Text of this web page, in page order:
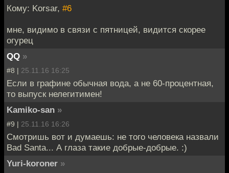
Кому: Korsar, #6
мне, видимо в связи с пятницей, видится скорее
огурец
QQ »
#8 | 25.11.16 16:25
Если в графине обычная вода, а не 60-процентная,
то выпуск нелегитимен!
Kamiko-san »
#9 | 25.11.16 16:26
Смотришь вот и думаешь: не того человека назвали
Bad Santa... А глаза такие добрые-добрые. :)
Yuri-koroner »